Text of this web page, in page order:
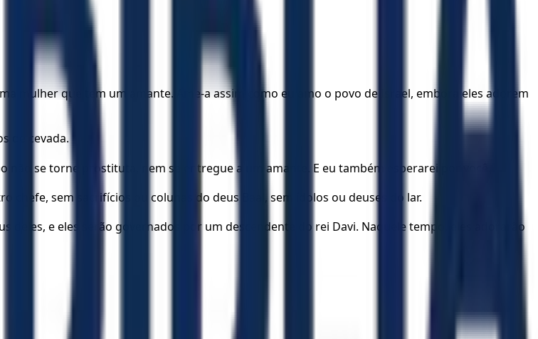
mulher que tem um amante. Ame-a assim como eu amo o povo de Israel, embora eles adorem
de cevada.
se torne prostituta, nem se entregue a um amante. E eu também esperarei por você.
chefe, sem sacrifícios ou colunas do deus Baal, sem ídolos ou deuses do lar.
deles, e eles serão governados por um descendente do rei Davi. Naquele tempo, eles adorarão